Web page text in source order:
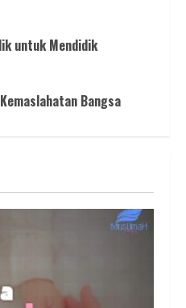
untuk Mendidik
Bangsa